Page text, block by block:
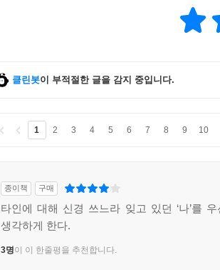
클린봇이 부적절한 글을 감지 중입니다.
1 2 3 4 5 6 7 8 9 10
종이책 구매
타인에 대해 신경 쓰느라 잊고 있던 ‘나’를
생각하게 한다.
3명이 이 한줄평을 추천합니다.